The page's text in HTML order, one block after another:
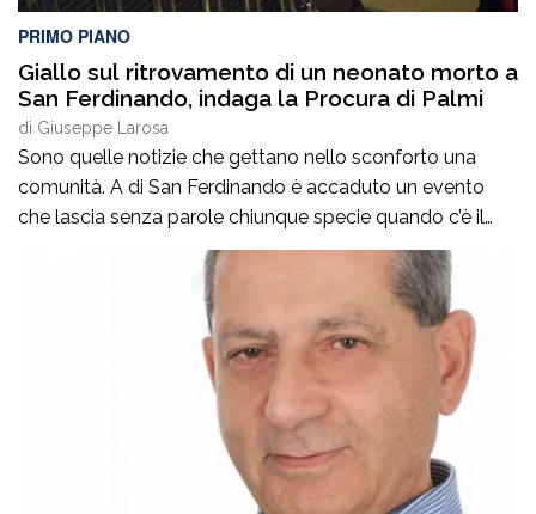
PRIMO PIANO
Giallo sul ritrovamento di un neonato morto a
San Ferdinando, indaga la Procura di Palmi
di Giuseppe Larosa
Sono quelle notizie che gettano nello sconforto una
comunità. A di San Ferdinando è accaduto un evento
che lascia senza parole chiunque specie quando c’è il
ritrovamento del corpo senza vita di un neonato ha
attivato le indagini della procura di Palmi che mirano a
fare luce sull’accaduto. Non si hanno, al momento,